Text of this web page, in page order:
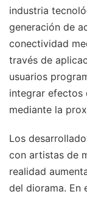
industria
generación de
conectividad
través de
usuarios
integrar efectos
mediante la
Los
con artistas de
realidad
del diorama. En